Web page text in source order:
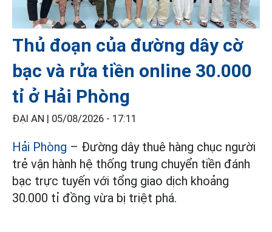
Thủ đoạn của đường dây cờ
bạc và rửa tiền online 30.000
tỉ ở Hải Phòng
ĐẠI AN | 05/08/2026 - 17:11
Hải Phòng – Đường dây thuê hàng chục người
trẻ vận hành hệ thống trung chuyển tiền đánh
bạc trực tuyến với tổng giao dịch khoảng
30.000 tỉ đồng vừa bị triệt phá.